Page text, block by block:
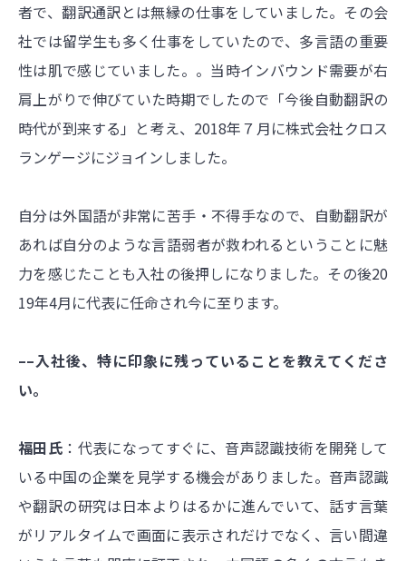
者で、翻訳通訳とは無縁の仕事をしていました。その会
社では留学生も多く仕事をしていたので、多言語の重要
性は肌で感じていました。。当時インバウンド需要が右
肩上がりで伸びていた時期でしたので「今後自動翻訳の
時代が到来する」と考え、2018年７月に株式会社クロス
ランゲージにジョインしました。
自分は外国語が非常に苦手・不得手なので、自動翻訳が
あれば自分のような言語弱者が救われるということに魅
力を感じたことも入社の後押しになりました。その後20
19年4月に代表に任命され今に至ります。
––入社後、特に印象に残っていることを教えてくださ
い。
福田氏 ：代表になってすぐに、音声認識技術を開発して
いる中国の企業を見学する機会がありました。音声認識
や翻訳の研究は日本よりはるかに進んでいて、話す言葉
がリアルタイムで画面に表示されだけでなく、言い間違